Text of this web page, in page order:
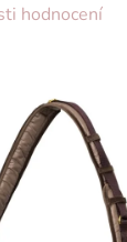
hodnocení